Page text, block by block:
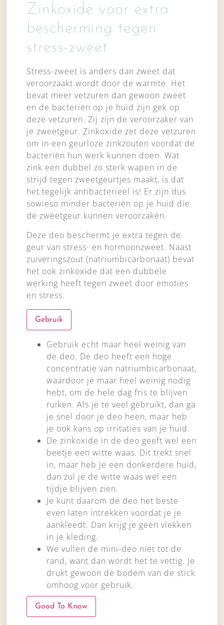
Zinkoxide voor extra
bescherming tegen
stress-zweet
Stress-zweet is anders dan zweet dat
veroorzaakt wordt door de warmte. Het
bevat meer vetzuren dan gewoon zweet
en de bacteriën op je huid zijn gek op
deze vetzuren. Zij zijn de veroorzaker van
je zweetgeur. Zinkoxide zet deze vetzuren
om in een geurloze zinkzouten voordat de
bacteriën hun werk kunnen doen. Wat
zink een dubbel zo sterk wapen in de
strijd tegen zweetgeurtjes maakt, is dat
het tegelijk antibacterieel is! Er zijn dus
sowieso minder bacteriën op je huid die
de zweetgeur kunnen veroorzaken.
Deze deo beschermt je extra tegen de
geur van stress- en hormoonzweet. Naast
zuiveringszout (natriumbicarbonaat) bevat
het ook zinkoxide dat een dubbele
werking heeft tegen zweet door emoties
en stress.
Gebruik
Gebruik echt maar heel weinig van
de deo. De deo heeft een hoge
concentratie van natriumbicarbonaat,
waardoor je maar heel weinig nodig
hebt, om de hele dag fris te blijven
ruiken. Als je te veel gebruikt, dan ga
je snel door je deo heen, maar heb
je ook kans op irritaties van je huid.
De zinkoxide in de deo geeft wel een
beetje een witte waas. Dit trekt snel
in, maar heb je een donkerdere huid,
dan zul je de witte waas wel een
tijdje blijven zien.
Je kunt daarom de deo het beste
even laten intrekken voordat je je
aankleedt. Dan krijg je geen vlekken
in je kleding.
We vullen de mini-deo niet tot de
rand, want dan wordt het te vettig. Je
drukt gewoon de bodem van de stick
omhoog voor gebruik.
Good To Know